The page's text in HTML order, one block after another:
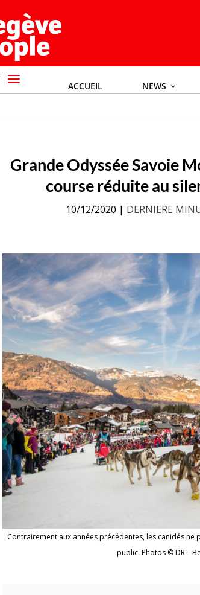
ACCUEIL NEWS
Grande Odyssée Savoie
course réduite au
10/12/2020 | DERNIERE
Contrairement aux années précédentes, les canidés
public. Photos © DR –